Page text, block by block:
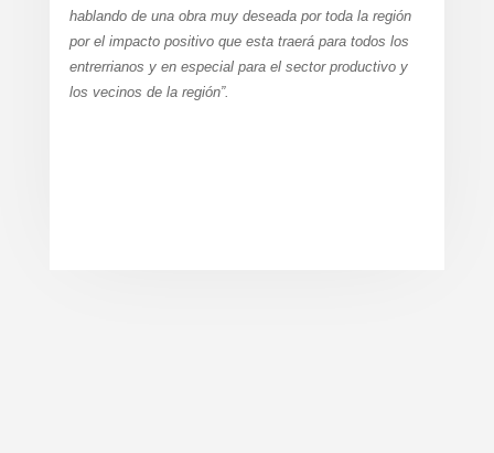
hablando de una obra muy deseada por toda la región
por el impacto positivo que esta traerá para todos los
entrerrianos y en especial para el sector productivo y
los vecinos de la región”.